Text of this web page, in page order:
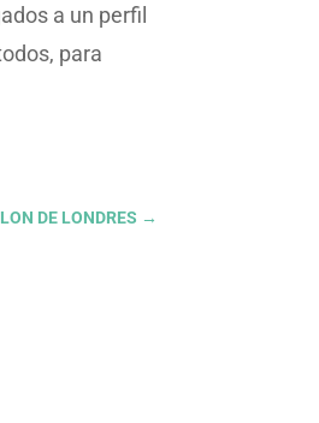
a un perfil
para
DE LONDRES →